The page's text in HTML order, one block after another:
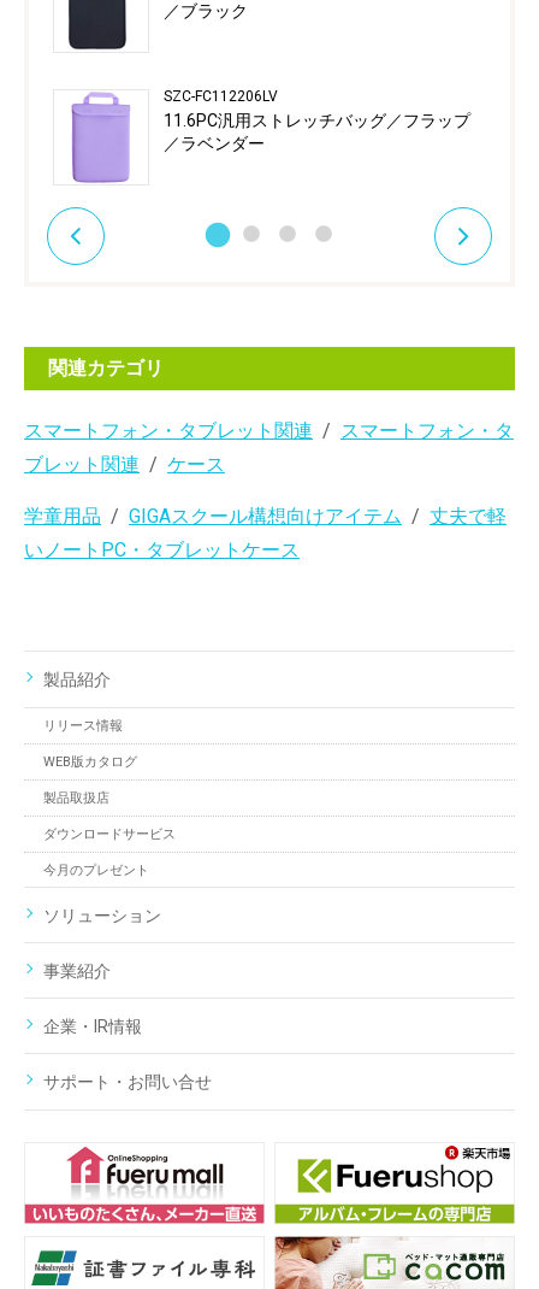
／ブラック
SZC-FC112206LV
11.6PC汎用ストレッチバッグ／フラップ
／ラベンダー
関連カテゴリ
スマートフォン・タブレット関連
スマートフォン・タ
ブレット関連
ケース
学童用品 GIGAスクール構想向けアイテム
丈夫で軽
いノートPC・タブレットケース
製品紹介
リリース情報
WEB版カタログ
製品取扱店
ダウンロードサービス
今月のプレゼント
ソリューション
事業紹介
企業・IR情報
サポート・お問い合せ